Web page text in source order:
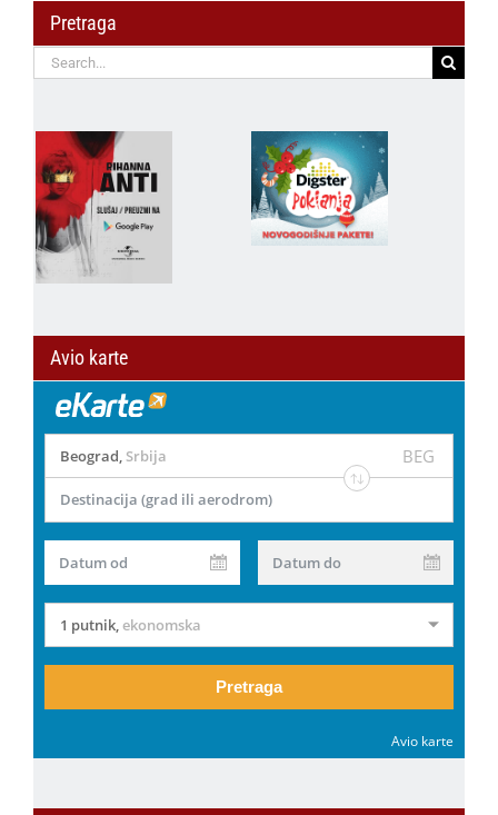
Pretraga
Search
for:
Avio karte
Beograd, Srbija BEG
Destinacija (grad ili aerodrom)
Datum od Datum do
1 putnik,ekonomska
Pretraga
Avio karte